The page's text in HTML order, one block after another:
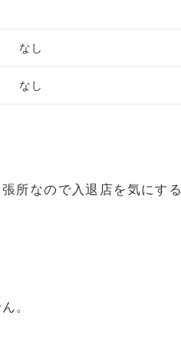
なし
なし
所なので入退店を気にする
。